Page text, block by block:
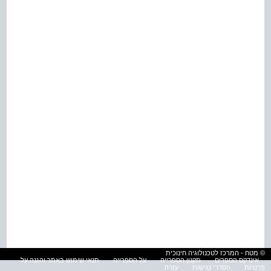
© מטח - המרכז לטכנולוגיה חינוכית
אינדקס הספרים
תקנון הספרייה על הספרייה
תנאי שימוש באתר והגנה על
פרטיות
הסדרי נגישות עזרה